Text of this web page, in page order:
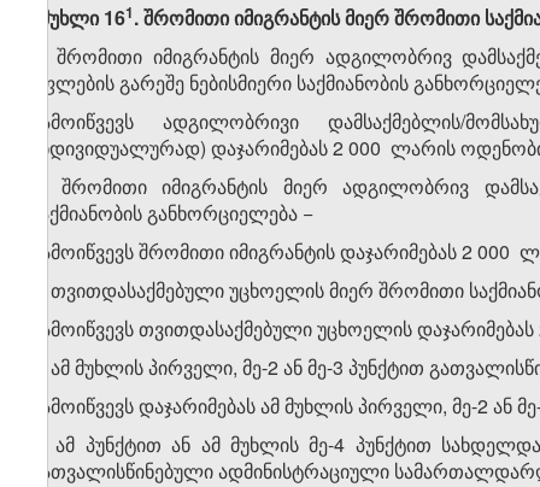
„მუხლი 16​1. შრომითი იმიგრანტის მიერ შრომითი
1. შრომითი იმიგრანტის მიერ ადგილობრივ
უფლების გარეშე ნებისმიერი საქმიანობის
გამოიწვევს ადგილობრივი დამსაქმებლის/
ინდივიდუალურად) დაჯარიმებას 2 000 ლარის
2. შრომითი იმიგრანტის მიერ ადგილობრივ
საქმიანობის განხორციელება −
გამოიწვევს შრომითი იმიგრანტის დაჯარიმებას 2
3. თვითდასაქმებული უცხოელის მიერ შრომითი
გამოიწვევს თვითდასაქმებული უცხოელის
4. ამ მუხლის პირველი, მე-2 ან მე-3 პუნქტით
გამოიწვევს დაჯარიმებას ამ მუხლის პირველი, მე-2
5. ამ პუნქტით ან ამ მუხლის მე-4 პუნქტით
გათვალისწინებული ადმინისტრაციული